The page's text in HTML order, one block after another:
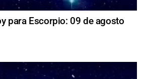
para Escorpio: 09 de agosto